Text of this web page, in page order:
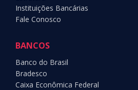
Instituições Bancárias
Fale Conosco
BANCOS
Banco do Brasil
Bradesco
Caixa Econômica Federal